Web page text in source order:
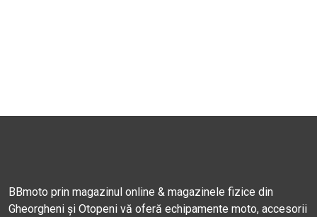
BBmoto prin magazinul online & magazinele fizice din
Gheorgheni și Otopeni vă oferă echipamente moto, accesorii